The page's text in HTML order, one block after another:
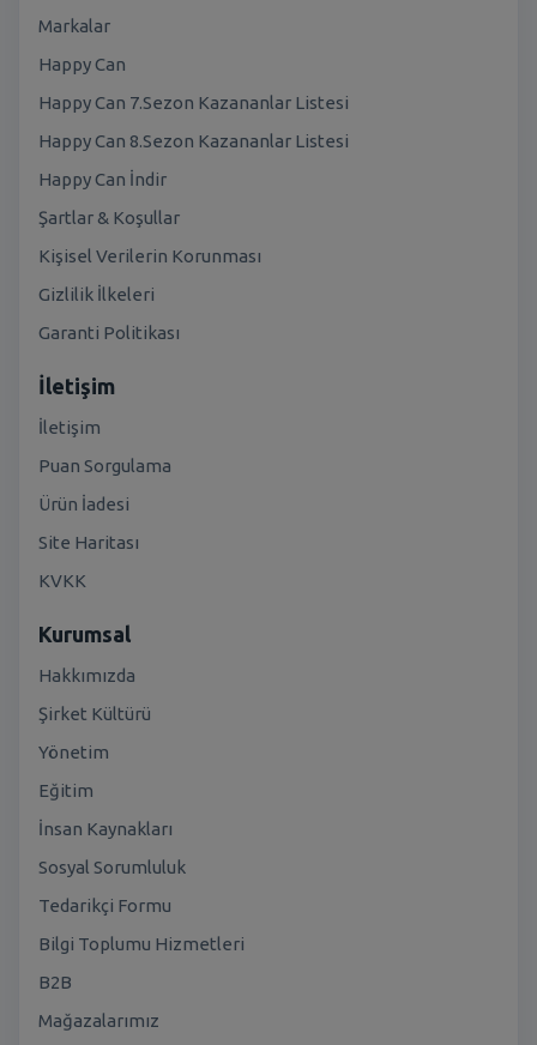
Markalar
Happy Can
Happy Can 7.Sezon Kazananlar Listesi
Happy Can 8.Sezon Kazananlar Listesi
Happy Can İndir
Şartlar & Koşullar
Kişisel Verilerin Korunması
Gizlilik İlkeleri
Garanti Politikası
İletişim
İletişim
Puan Sorgulama
Ürün İadesi
Site Haritası
KVKK
Kurumsal
Hakkımızda
Şirket Kültürü
Yönetim
Eğitim
İnsan Kaynakları
Sosyal Sorumluluk
Tedarikçi Formu
Bilgi Toplumu Hizmetleri
B2B
Mağazalarımız